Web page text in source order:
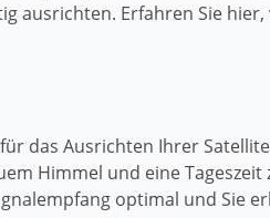
ausrichten. Erfahren Sie hier,
das Ausrichten Ihrer
Himmel und eine Tageszeit
optimal und Sie